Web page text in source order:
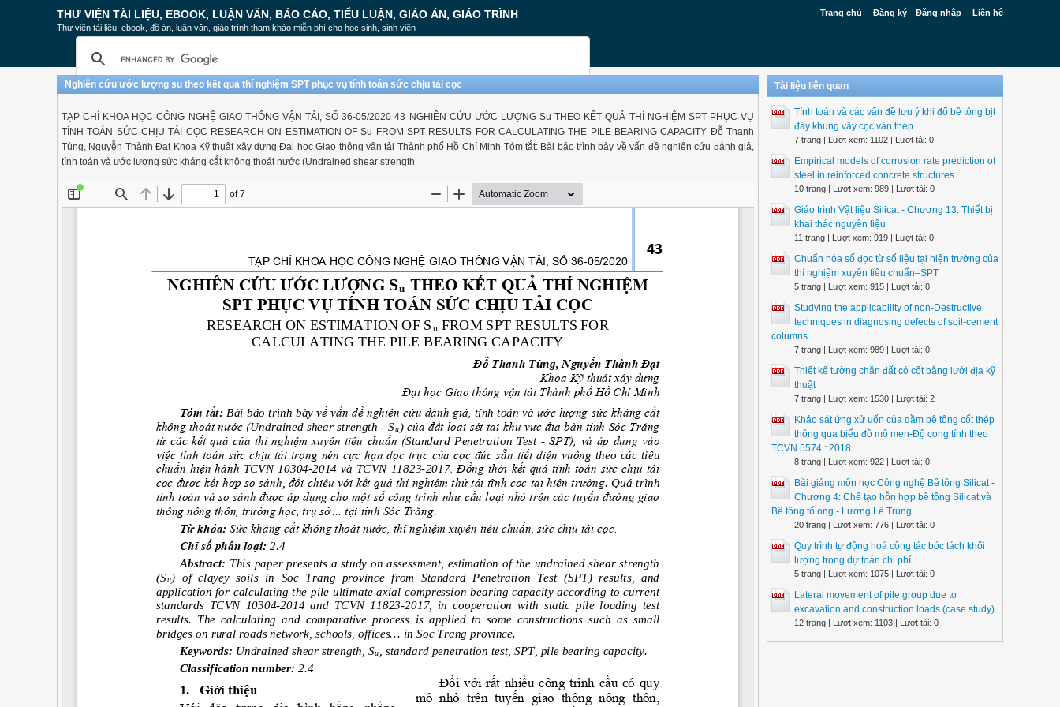
Trang chủ Đăng ký Đăng nhập Liên hệ
THƯ VIỆN TÀI LIỆU, EBOOK, LUẬN VĂN, BÁO CÁO, TIỂU LUẬN, GIÁO ÁN, GIÁO TRÌNH
Thư viện tài liệu, ebook, đồ án, luận văn, giáo trình tham khảo miễn phí cho học sinh, sinh viên
Nghiên cứu ước lượng su theo kết quả thí nghiệm SPT phục vụ tính toán sức chịu tải cọc
TẠP CHÍ KHOA HỌC CÔNG NGHỆ GIAO THÔNG VẬN TẢI, SỐ 36-05/2020 43 NGHIÊN CỨU ƯỚC LƯỢNG Su THEO KẾT QUẢ THÍ NGHIỆM SPT PHỤC VỤ
TÍNH TOÁN SỨC CHỊU TẢI CỌC RESEARCH ON ESTIMATION OF Su FROM SPT RESULTS FOR CALCULATING THE PILE BEARING CAPACITY Đỗ Thanh
Tùng, Nguyễn Thành Đạt Khoa Kỹ thuật xây dựng Đại học Giao thông vận tải Thành phố Hồ Chí Minh Tóm tắt: Bài báo trình bày về vấn đề nghiên cứu đánh giá,
tính toán và ước lượng sức kháng cắt không thoát nước (Undrained shear strength
Tài liệu liên quan
Tính toán và các vấn đề lưu ý khi đổ bê tông bịt
đáy khung vây cọc ván thép
7 trang | Lượt xem: 1102 | Lượt tải: 0
Empirical models of corrosion rate prediction of
steel in reinforced concrete structures
10 trang | Lượt xem: 989 | Lượt tải: 0
Giáo trình Vật liệu Silicat - Chương 13: Thiết bị
khai thác nguyên liệu
11 trang | Lượt xem: 919 | Lượt tải: 0
Chuẩn hóa số đọc từ số liệu tại hiện trường của
thí nghiệm xuyên tiêu chuẩn–SPT
5 trang | Lượt xem: 915 | Lượt tải: 0
Studying the applicability of non-Destructive
techniques in diagnosing defects of soil-cement
columns
7 trang | Lượt xem: 989 | Lượt tải: 0
Thiết kế tường chắn đất có cốt bằng lưới địa kỹ
thuật
7 trang | Lượt xem: 1530 | Lượt tải: 2
Khảo sát ứng xử uốn của dầm bê tông cốt thép
thông qua biểu đồ mô men-Độ cong tính theo
TCVN 5574 : 2018
8 trang | Lượt xem: 922 | Lượt tải: 0
Bài giảng môn học Công nghệ Bê tông Silicat -
Chương 4: Chế tạo hỗn hợp bê tông Silicat và
Bê tông tổ ong - Lương Lê Trung
20 trang | Lượt xem: 776 | Lượt tải: 0
Quy trình tự động hoá công tác bóc tách khối
lượng trong dự toán chi phí
5 trang | Lượt xem: 1075 | Lượt tải: 0
Lateral movement of pile group due to
excavation and construction loads (case study)
12 trang | Lượt xem: 1103 | Lượt tải: 0